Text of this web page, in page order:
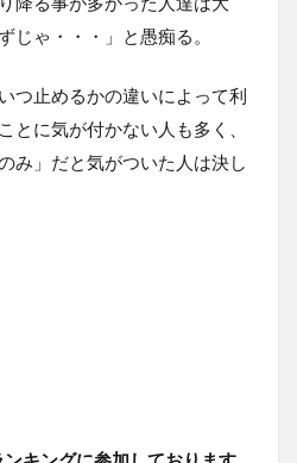
じゃ・・・」と愚痴る。
つ止めるかの違いによって利
とに気が付かない人も多く、
み」だと気がついた人は決し